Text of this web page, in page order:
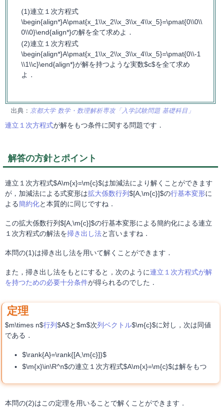
連立１次方程式
\begin{align*}A\pmat{x_1\\x_2\\x_3\\x_4\\x_5}=\pmat{0\\0\\
0\\0}\end{align*}の解を全て求めよ．
連立１次方程式
\begin{align*}A\pmat{x_1\\x_2\\x_3\\x_4\\x_5}=\pmat{0\\-1
\\1\\c}\end{align*}が解を持つような実数$c$を全て求め
よ．
出典： 京都大学 数学・数理解析専攻「入学試験問題 基礎科目」
連立１次方程式が解をもつ条件に関する問題です．
解答の方針とポイント
連立１次方程式$A\m{x}=\m{c}$は加減法により解くことができます
が，加減法による式変形は拡大係数行列$[A,\m{c}]$の行基本変形に
よる簡約化と本質的に同じですね．
この拡大係数行列$[A,\m{c}]$の行基本変形による簡約化による連立
１次方程式の解法を掃き出し法と言いますね．
本問の(1)は掃き出し法を用いて解くことができます．
また，掃き出し法をもとにすると，次のように連立１次方程式が解
を持つための必要十分条件が得られるのでした．
$m\times n$行列$A$と$m$次列ベクトル$\m{c}$に対し，次は同値
である．
$\rank{A}=\rank{[A,\m{c}]}$
$\m{x}\in\R^n$の連立１次方程式$A\m{x}=\m{c}$は解をもつ
本問の(2)はこの定理を用いることで解くことができます．